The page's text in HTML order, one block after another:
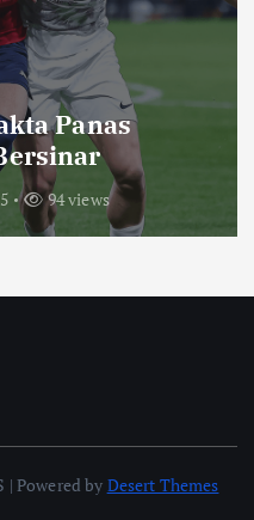
Panas
94 views
| Powered by Desert Themes